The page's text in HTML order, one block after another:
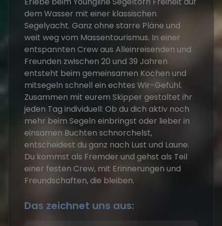
dem Wasser mit einer klassischen
Segelyacht. Ganz ohne starre Pläne und
weit weg vom Massentourismus. In einer
entspannten Crew aus Alleinreisenden und
Freunden zwischen 20 und 39 Jahren
entsteht beim gemeinsamen Kochen und
mitsegeln schnell ein echtes Wir-Gefühl.
Zusammen mit eurem Skipper gestaltet ihr
jeden Tag individuell: Ob du dich aktiv noch
mehr beim Segeln einbringst oder lieber in
einsamen Buchten schnorchelst,
entscheidest du ganz nach Lust und Laune.
Du kommst als Fremder und gehst als Teil
einer festen Crew, mit Erinnerungen und
Freundschaften, die bleiben.
Das zeichnet uns aus: